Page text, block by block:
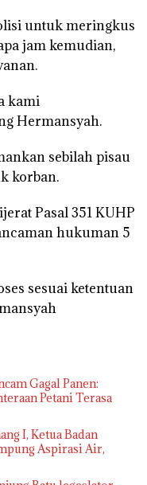
untuk meringkus
jam kemudian,
kami
Hermansyah.
sebilah pisau
korban.
Pasal 351 KUHP
hukuman 5
sesuai ketentuan
Gagal Panen:
Petani Terasa
I, Ketua Badan
Aspirasi Air,